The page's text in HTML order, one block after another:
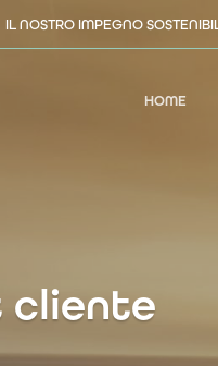
IL NOSTRO IMPEGNO
HOME
cliente